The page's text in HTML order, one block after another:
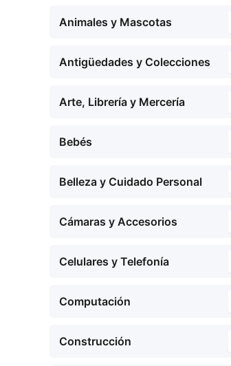
Animales y Mascotas
Antigüedades y Colecciones
Arte, Librería y Mercería
Bebés
Belleza y Cuidado Personal
Cámaras y Accesorios
Celulares y Telefonía
Computación
Construcción